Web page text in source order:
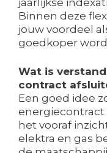
Binnen deze
jouw voordeel
goedkoper
Wat is
contract
Een goed idee
energiecontract
het vooraf
elektra en gas